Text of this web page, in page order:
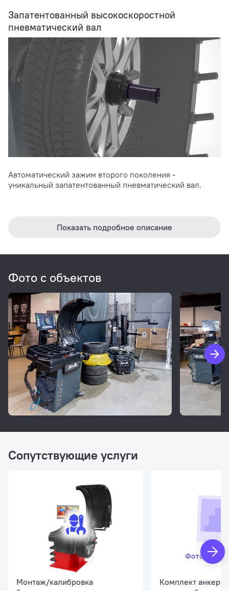
Запатентованный высокоскоростной
пневматический вал
Автоматический зажим второго поколения -
уникальный запатентованный пневматический вал.
Показать подробное описание
Фото с объектов
Сопутствующие услуги
Монтаж/калибровка
Комплект